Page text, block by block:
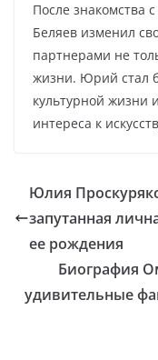
После знакомства
Беляев изменил
партнерами не
жизни. Юрий стал
культурной жизни
интереса к
Юлия
запутанная
ее рождения
Биография
удивительные